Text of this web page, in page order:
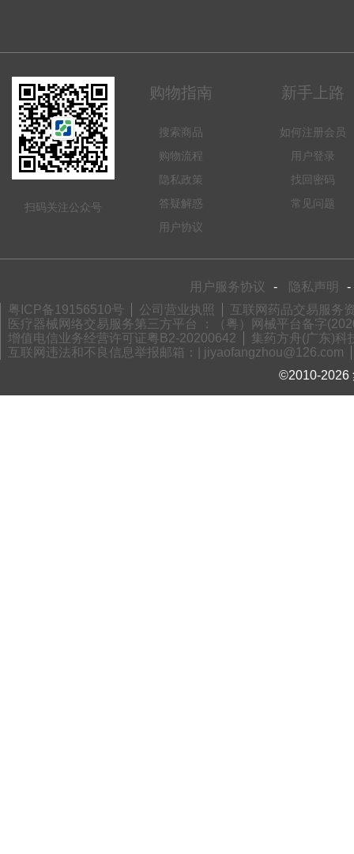
扫码关注公众号
购物指南
搜索商品
购物流程
隐私政策
答疑解惑
用户协议
新手上路
如何注册会员
用户登录
找回密码
常见问题
用户服务协议 - 隐私声明
-
粤ICP备19156510号
公司营业执照
互联网药品交易服务
医疗器械网络交易服务第三方平台 ：（粤）网械平台备字
增值电信业务经营许可证粤B2-20200642
集药方舟(广东)科
互联网违法和不良信息举报邮箱：| jiyaofangzhou@126.com
©2010-2026